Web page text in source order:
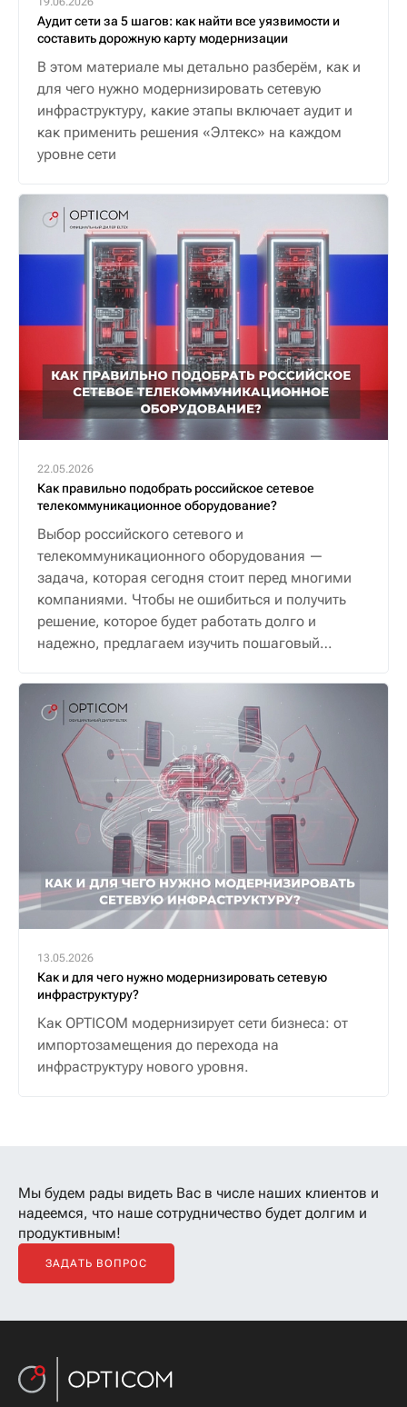
Аудит сети за 5 шагов: как найти все уязвимости и
составить дорожную карту модернизации
В этом материале мы детально разберём, как и
для чего нужно модернизировать сетевую
инфраструктуру, какие этапы включает аудит и
как применить решения «Элтекс» на каждом
уровне сети
22.05.2026
Как правильно подобрать российское сетевое
телекоммуникационное оборудование?
Выбор российского сетевого и
телекоммуникационного оборудования —
задача, которая сегодня стоит перед многими
компаниями. Чтобы не ошибиться и получить
решение, которое будет работать долго и
надежно, предлагаем изучить пошаговый
13.05.2026
Как и для чего нужно модернизировать сетевую
инфраструктуру?
Как OPTICOM модернизирует сети бизнеса: от
импортозамещения до перехода на
инфраструктуру нового уровня.
Мы будем рады видеть Вас в числе наших клиентов и
надеемся, что наше сотрудничество будет долгим и
продуктивным!
ЗАДАТЬ ВОПРОС